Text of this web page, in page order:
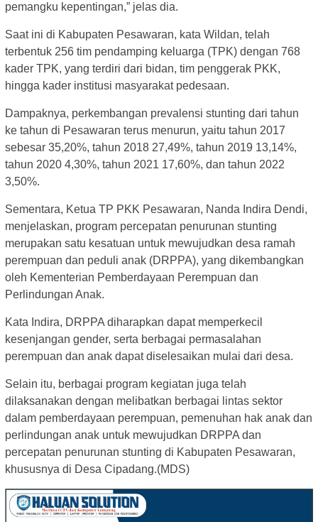
pemangku kepentingan,” jelas dia.
Saat ini di Kabupaten Pesawaran, kata Wildan, telah
terbentuk 256 tim pendamping keluarga (TPK) dengan 768
kader TPK, yang terdiri dari bidan, tim penggerak PKK,
hingga kader institusi masyarakat pedesaan.
Dampaknya, perkembangan prevalensi stunting dari tahun
ke tahun di Pesawaran terus menurun, yaitu tahun 2017
sebesar 35,20%, tahun 2018 27,49%, tahun 2019 13,14%,
tahun 2020 4,30%, tahun 2021 17,60%, dan tahun 2022
3,50%.
Sementara, Ketua TP PKK Pesawaran, Nanda Indira Dendi,
menjelaskan, program percepatan penurunan stunting
merupakan satu kesatuan untuk mewujudkan desa ramah
perempuan dan peduli anak (DRPPA), yang dikembangkan
oleh Kementerian Pemberdayaan Perempuan dan
Perlindungan Anak.
Kata Indira, DRPPA diharapkan dapat memperkecil
kesenjangan gender, serta berbagai permasalahan
perempuan dan anak dapat diselesaikan mulai dari desa.
Selain itu, berbagai program kegiatan juga telah
dilaksanakan dengan melibatkan berbagai lintas sektor
dalam pemberdayaan perempuan, pemenuhan hak anak dan
perlindungan anak untuk mewujudkan DRPPA dan
percepatan penurunan stunting di Kabupaten Pesawaran,
khususnya di Desa Cipadang.(MDS)